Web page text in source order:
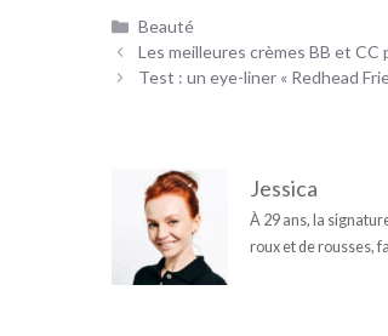
Catégories
Beauté
Les meilleures crèmes BB et CC
Test : un eye-liner « Redhead
Jessica
À 29 ans, la
roux et de rousses,